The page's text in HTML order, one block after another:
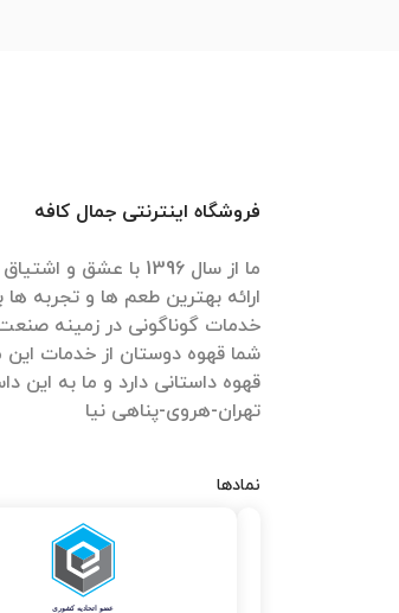
فروشگاه اینترنتی جمال کافه
ما از سال 1396 با
ارائه بهترین طعم ها و تجربه
خدمات گوناگونی در زمینه
شما قهوه دوستان از خدمات
قهوه داستانی دارد و ما به
تهران-هروی-پناهی نیا
نمادها